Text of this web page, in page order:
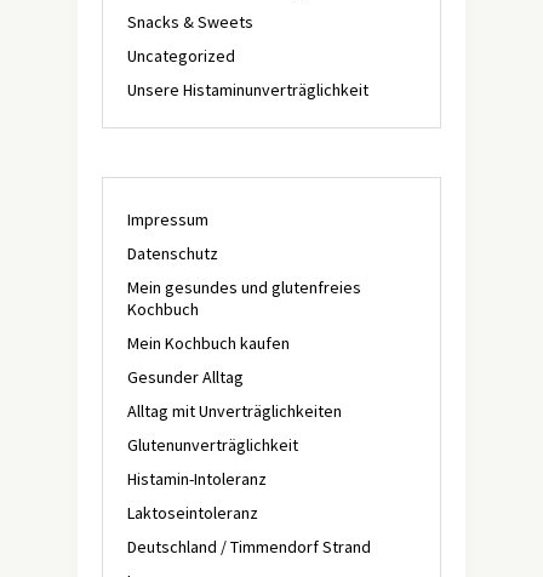
Snacks & Sweets
Uncategorized
Unsere Histaminunverträglichkeit
Impressum
Datenschutz
Mein gesundes und glutenfreies
Kochbuch
Mein Kochbuch kaufen
Gesunder Alltag
Alltag mit Unverträglichkeiten
Glutenunverträglichkeit
Histamin-Intoleranz
Laktoseintoleranz
Deutschland / Timmendorf Strand